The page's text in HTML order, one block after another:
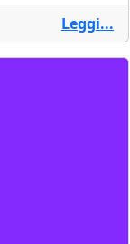
Leggi...